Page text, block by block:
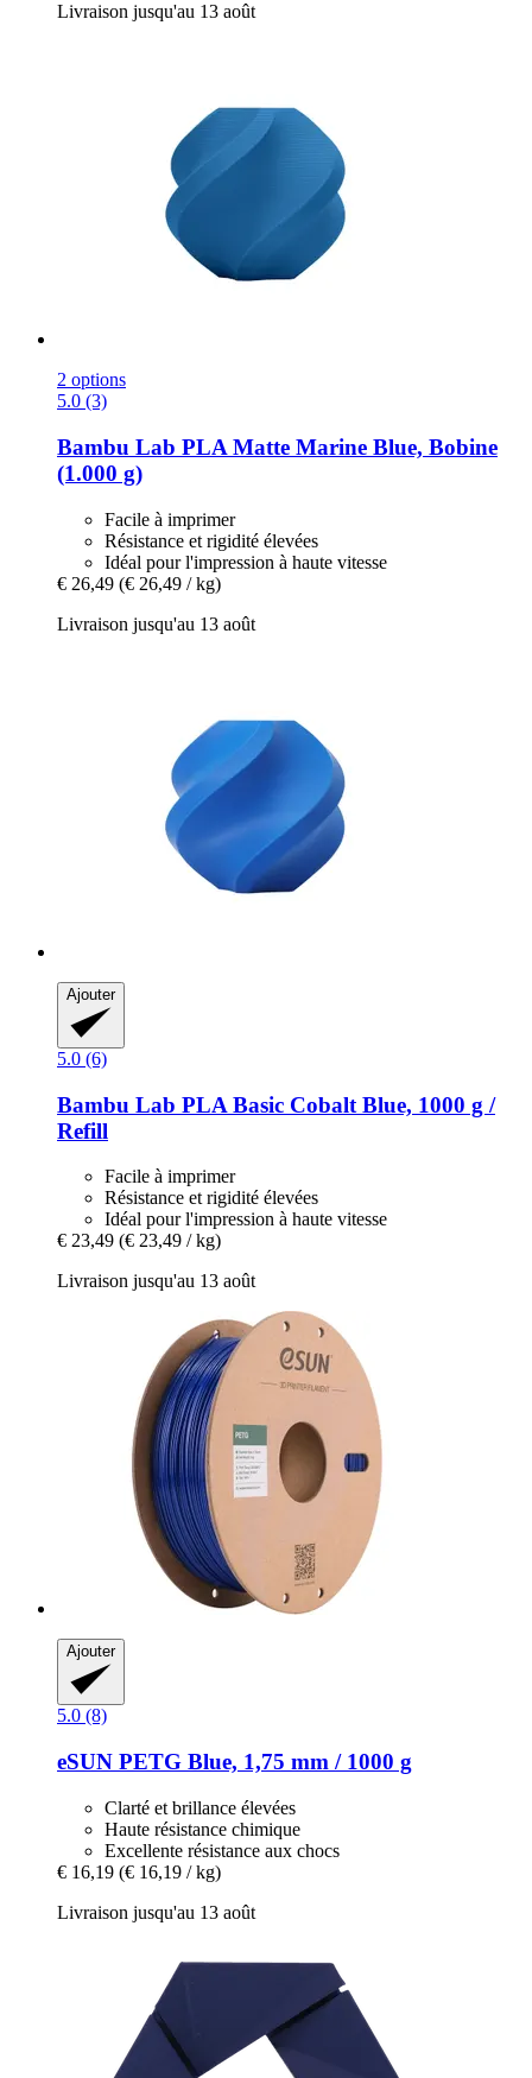
Livraison jusqu'au 13 août
2 options
5.0 (3)
Bambu Lab PLA Matte Marine Blue, Bobine
(1.000 g)
Facile à imprimer
Résistance et rigidité élevées
Idéal pour l'impression à haute vitesse
€ 26,49 (€ 26,49 / kg)
Livraison jusqu'au 13 août
Ajouter
5.0 (6)
Bambu Lab PLA Basic Cobalt Blue, 1000 g /
Refill
Facile à imprimer
Résistance et rigidité élevées
Idéal pour l'impression à haute vitesse
€ 23,49 (€ 23,49 / kg)
Livraison jusqu'au 13 août
Ajouter
5.0 (8)
eSUN PETG Blue, 1,75 mm / 1000 g
Clarté et brillance élevées
Haute résistance chimique
Excellente résistance aux chocs
€ 16,19 (€ 16,19 / kg)
Livraison jusqu'au 13 août